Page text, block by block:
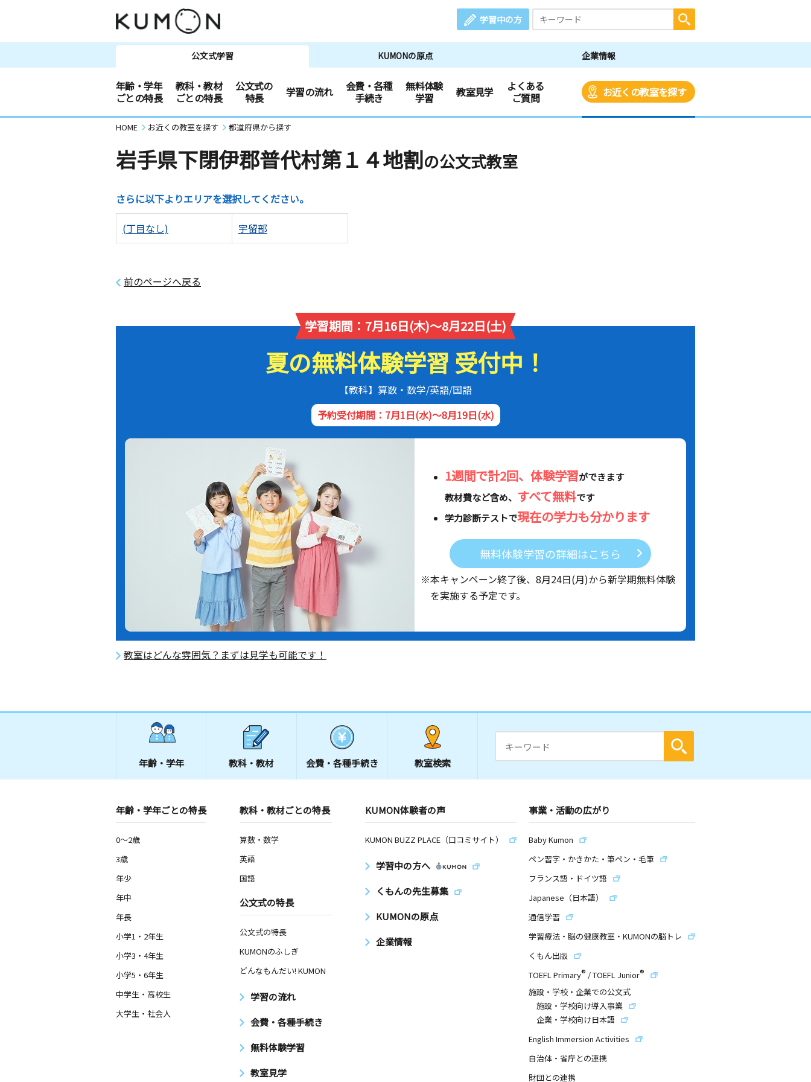
学習中の方
公文式学習 KUMONの原点 企業情報
年齢・学年
ごとの特長
教科・教材
ごとの特長
公文式の
特長
学習の流れ
会費・各種
手続き
無料体験
学習
教室見学
よくある
ご質問
お近くの教室を探す
HOME お近くの教室を探す 都道府県から探す
岩手県下閉伊郡普代村第１４地割の公文式教室
さらに以下よりエリアを選択してください。
(丁目なし) 宇留部
前のページへ戻る
学習期間：7月16日(木)～8月22日(土)
夏の無料体験学習 受付中！
【教科】算数・数学/英語/国語
予約受付期間：7月1日(水)～8月19日(水)
1週間で計2回、体験学習ができます
教材費など含め、 すべて無料です
学力診断テストで現在の学力も分かります
無料体験学習の詳細はこちら
※本キャンペーン終了後、 8月24日(月)から新学期無料体験
を実施する予定です。
教室はどんな雰囲気？まずは見学も可能です！
年齢・学年 教科・教材 会費・ 各種手続き 教室検索
年齢・学年ごとの特長
0～2歳
3歳
年少
年中
年長
小学1・2年生
小学3・4年生
小学5・6年生
中学生・高校生
大学生・社会人
教科・教材ごとの特長
算数・数学
英語
国語
公文式の特長
公文式の特長
KUMONのふしぎ
どんなもんだい! KUMON
学習の流れ
会費・各種手続き
無料体験学習
教室見学
KUMON体験者の声
KUMON BUZZ PLACE（口コミサイト）
学習中の方へ
くもんの先生募集
KUMONの原点
企業情報
事業・活動の広がり
Baby Kumon
ペン習字・かきかた・筆ペン・毛筆
フランス語・ドイツ語
Japanese（日本語）
通信学習
学習療法・脳の健康教室・KUMONの脳トレ
くもん出版
TOEFL Primary® /TOEFL Junior®
施設・学校・企業での公文式
施設・学校向け導入事業
企業・学校向け日本語
English Immersion Activities
自治体・省庁との連携
財団との連携